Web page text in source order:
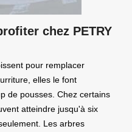
chez PETRY
pour remplacer
elles le font
de pousses. Chez certains
atteindre jusqu'à six
Les arbres